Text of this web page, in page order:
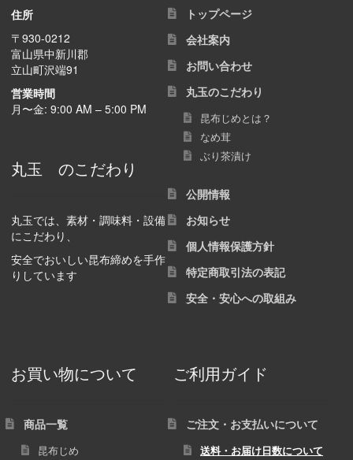
住所
〒930-0212
富山県中新川郡
立山町沢端91
営業時間
月〜金: 9:00 AM – 5:00 PM
丸玉 のこだわり
丸玉では、素材・調味料・設備
にこだわり、
安全でおいしい昆布締めを手作
りしています
トップページ
会社案内
お問い合わせ
丸玉のこだわり
昆布じめとは？
なめ茸
ぶり茶漬け
公開情報
お知らせ
個人情報保護方針
特定商取引法の表記
安全・安心への取組み
お買い物について
商品一覧
昆布じめ
ご利用ガイド
ご注文・お支払いについて
送料・お届け日数について